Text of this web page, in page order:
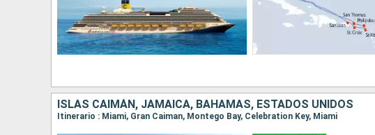
ISLAS CAIMÁN, JAMAICA, BAHAMAS, ESTADOS UNIDOS
Itinerario : Miami, Gran Caiman, Montego Bay, Celebration Key, Miami